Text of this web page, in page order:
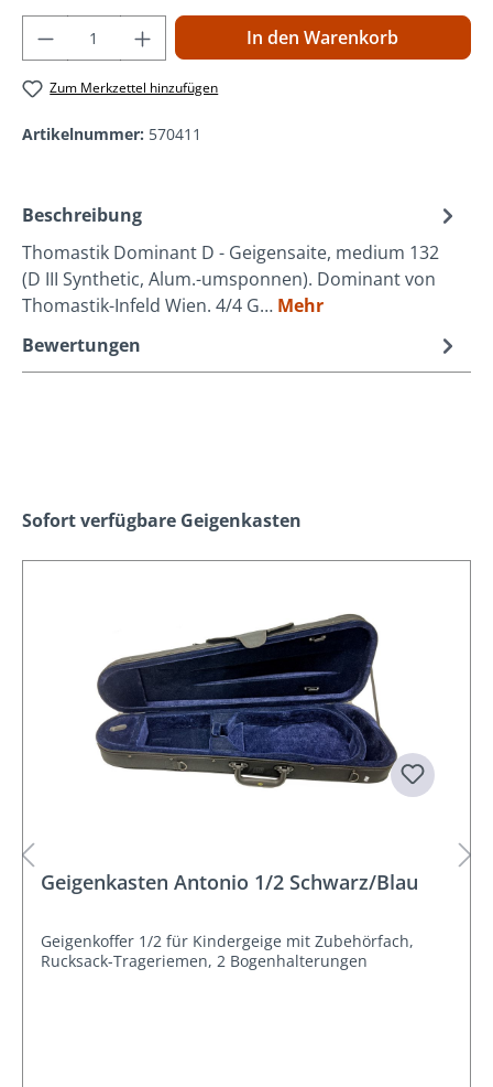
Produkt Anzahl: Gib den gewünschten
In den Warenkorb
Zum Merkzettel hinzufügen
Artikelnummer: 570411
Beschreibung
Thomastik Dominant D - Geigensaite, medium 132
(D III Synthetic, Alum.-umsponnen). Dominant von
Thomastik-Infeld Wien. 4/4 G… Mehr
Bewertungen
Produktgalerie überspringen
Sofort verfügbare Geigenkasten
Geigenkasten Antonio 1/2 Schwarz/Blau
Geigenkoffer 1/2 für Kindergeige mit Zubehörfach,
Rucksack-Trageriemen, 2 Bogenhalterungen